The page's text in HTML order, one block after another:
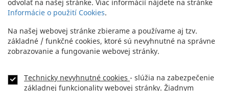
Footer
NEWSLETTER
odvolať na našej stránke. Viac informácií nájdete na stránke
Informácie o použití Cookies.
Na našej webovej stránke zbierame a používame aj tzv.
základné / funkčné cookies, ktoré sú nevyhnutné na správne
zobrazovanie a fungovanie webovej stránky.
Technicky nevyhnutné cookies - slúžia na zabezpečenie
základnej funkcionality webovej stránky. Žiadnym